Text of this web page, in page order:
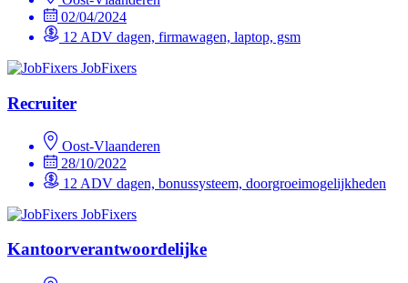
02/04/2024
12 ADV dagen, firmawagen, laptop, gsm
JobFixers
Recruiter
Oost-Vlaanderen
28/10/2022
12 ADV dagen, bonussysteem, doorgroeimogelijkheden
JobFixers
Kantoorverantwoordelijke